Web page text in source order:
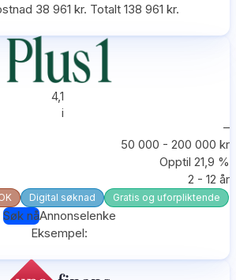
38 961 kr. Totalt 138 961 kr.
4,1
i
–
50 000 - 200 000 kr
Opptil 21,9 %
2 - 12 år
Digital søknad Gratis og uforpliktende
Søk nåAnnonselenke
Eksempel: